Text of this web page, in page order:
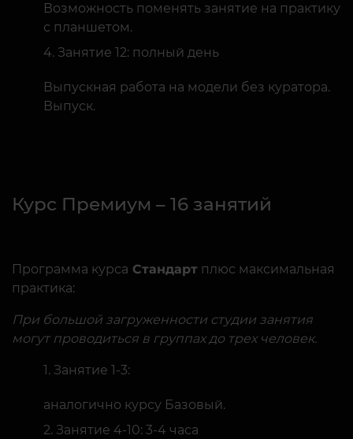
Возможность поменять занятие на практику
с планшетом.
Занятие 12: полный день
Выпускная работа на модели без куратора.
Выпуск.
Курс Премиум – 16 занятий
Программа курса Стандарт плюс максимальная
практика:
При большой загруженности студии занятия
могут проводиться в группах до трех человек.
Занятие 1-3:
аналогично курсу Базовый.
Занятие 4-10: 3-4 часа